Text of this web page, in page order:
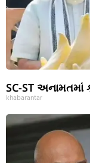
SC-ST અનામતમાં
khabarantar